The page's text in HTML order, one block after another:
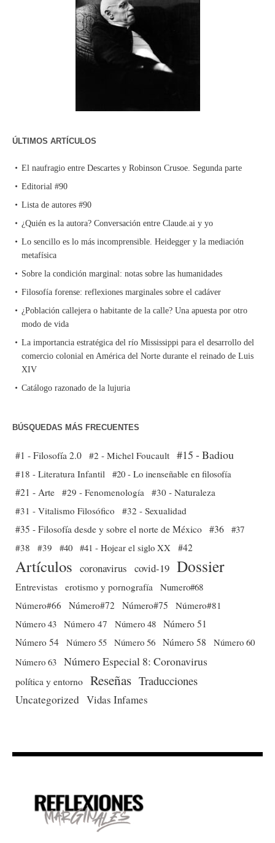
ÚLTIMOS ARTÍCULOS
El naufragio entre Descartes y Robinson Crusoe. Segunda parte
Editorial #90
Lista de autores #90
¿Quién es la autora? Conversación entre Claude.ai y yo
Lo sencillo es lo más incomprensible. Heidegger y la mediación
metafísica
Sobre la condición marginal: notas sobre las humanidades
Filosofía forense: reflexiones marginales sobre el cadáver
¿Población callejera o habitante de la calle? Una apuesta por otro
modo de vida
La importancia estratégica del río Mississippi para el desarrollo del
comercio colonial en América del Norte durante el reinado de Luis
XIV
Catálogo razonado de la lujuria
BÚSQUEDAS MÁS FRECUENTES
#1 - Filosofía 2.0 #2 - Michel Foucault #15 - Badiou
#18 - Literatura Infantil #20 - Lo inenseñable en filosofía
#21 - Arte #29 - Fenomenología
#30 - Naturaleza
#31 - Vitalismo Filosófico
#32 - Sexualidad
#35 - Filosofía desde y sobre el norte de México #36 #37
#38
#39 #40 #41 - Hojear el siglo XX #42
Artículos coronavirus covid-19 Dossier
Entrevistas erotismo y pornografía
Numero#68
Número#66
Número#72 Número#75
Número#81
Número 43 Número 47 Número 48 Número 51
Número 54 Número 55 Número 56 Número 58
Número 60
Número 63 Número Especial 8: Coronavirus
política y entorno Reseñas Traducciones
Uncategorized Vidas Infames